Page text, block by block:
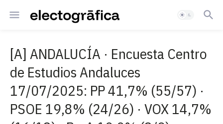
[A] ANDALUCÍA · Encuesta Centro
de Estudios Andaluces
17/07/2025: PP 41,7% (55/57) ·
PSOE 19,8% (24/26) · VOX 14,7%